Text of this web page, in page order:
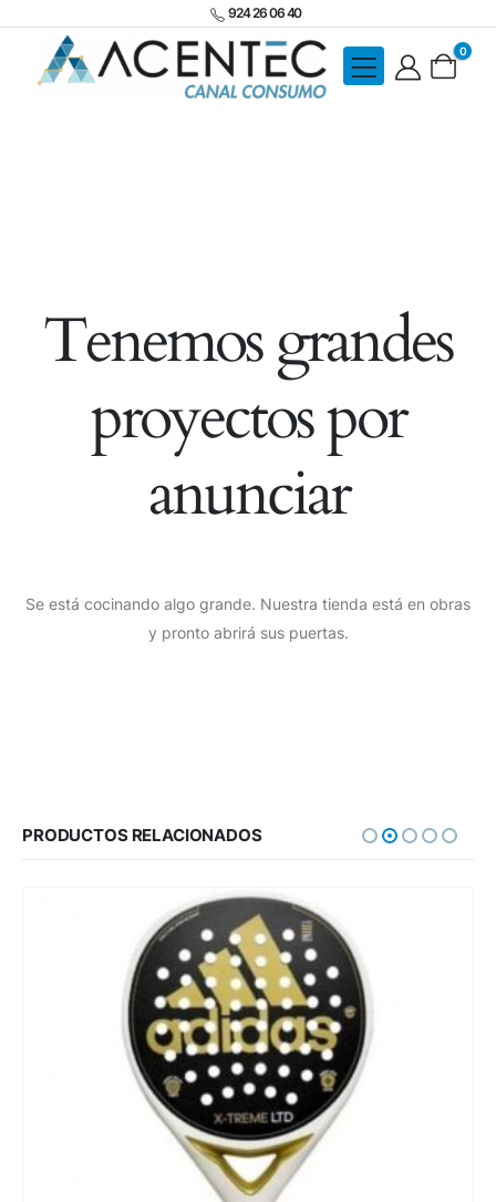
924 26 06 40
0
Tenemos grandes
proyectos por
anunciar
Se está cocinando algo grande. Nuestra tienda está en obras
y pronto abrirá sus puertas.
PRODUCTOS RELACIONADOS